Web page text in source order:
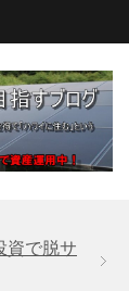
資で脱サ